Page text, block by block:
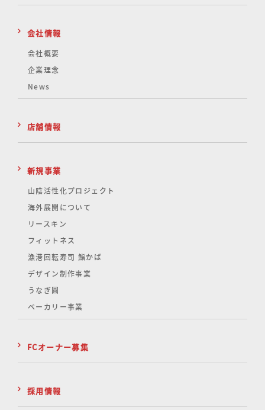
会社情報
会社概要
企業理念
News
店舗情報
新規事業
山陰活性化プロジェクト
海外展開について
リースキン
フィットネス
漁港回転寿司 鮨かば
デザイン制作事業
うなぎ圓
ベーカリー事業
FCオーナー募集
採用情報